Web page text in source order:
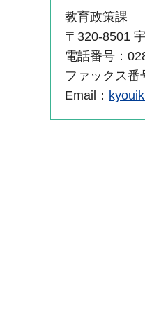
教育政策課
〒320-8501
電話番号：
ファックス番
Email：